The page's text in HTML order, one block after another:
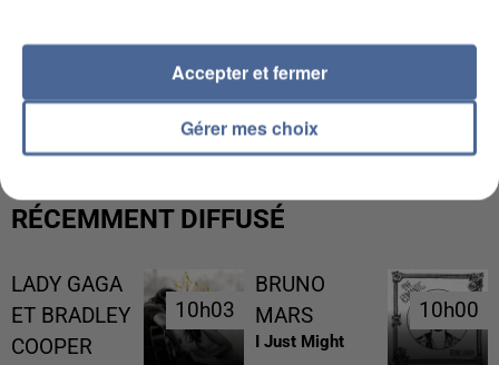
L’UN DES FONDATEURS SUPPOSÉS DE LA DZ
MAFIA INTERPELLÉ EN ALGÉRIE
RÉCEMMENT DIFFUSÉ
LADY GAGA
ET BRADLEY
COOPER
10h03
10h03
BRUNO
MARS
I Just Might
10h00
10h00
Gérer mes choix
Accepter et fermer